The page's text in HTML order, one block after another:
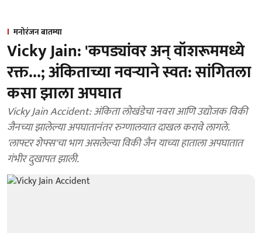
मनोरंजन बातम्या
Vicky Jain: 'कपड्यांवर अन् वॉशरूममध्ये
रक्त...; अंकिताच्या नवऱ्याने स्वत: सांगितला
कसा झाला अपघात
Vicky Jain Accident: अंकिता लोखंडेचा नवरा आणि उद्योजक विकी
जैनच्या झालेल्या अपघातानंतर रुग्णालयात दाखल करावे लागले.
'लाफ्टर शेफ्स'चा भाग असलेल्या विकी जैन याच्या हाताला अपघातात
गंभीर दुखापत झाली.